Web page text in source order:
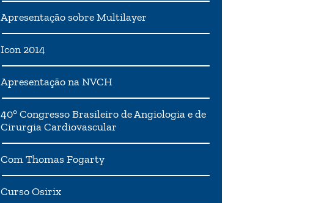
Apresentação sobre Multilayer
Icon 2014
Apresentação na NVCH
40° Congresso Brasileiro de Angiologia e de
Cirurgia Cardiovascular
Com Thomas Fogarty
Curso Osirix